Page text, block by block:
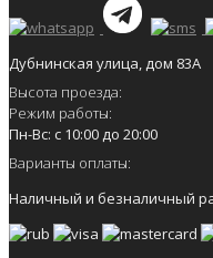
Дубнинская улица, дом 83А
Высота проезда:
Режим работы:
Пн-Вс: с 10:00 до 20:00
Варианты оплаты:
Наличный и безналичный